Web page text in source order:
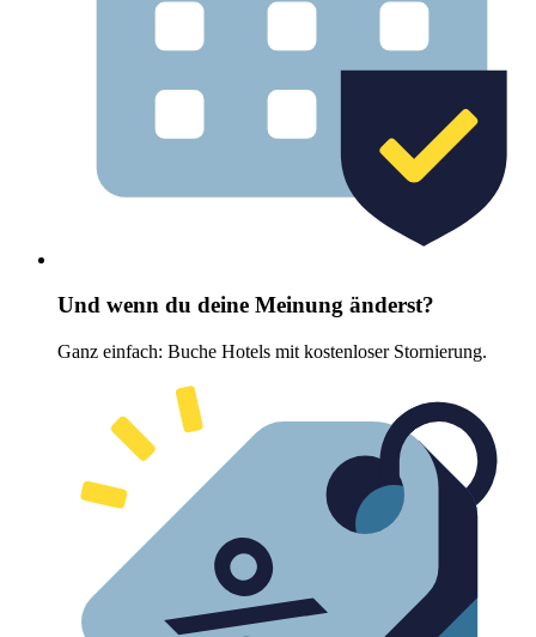
Und wenn du deine Meinung änderst?
Ganz einfach: Buche Hotels mit kostenloser Stornierung.